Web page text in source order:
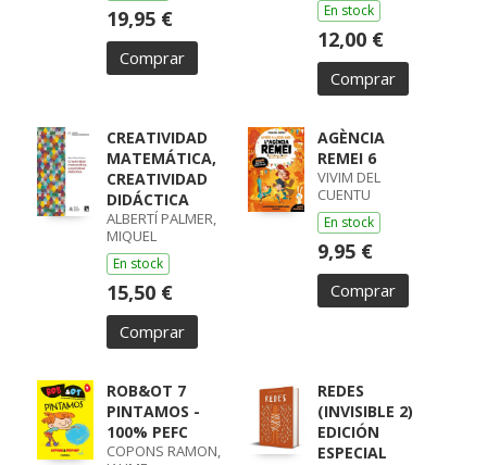
19,95 €
Comprar
En stock
12,00 €
Comprar
CREATIVIDAD
MATEMÁTICA,
CREATIVIDAD
DIDÁCTICA
ALBERTÍ PALMER,
MIQUEL
En stock
15,50 €
Comprar
AGÈNCIA
REMEI 6
VIVIM DEL
CUENTU
En stock
9,95 €
Comprar
ROB&OT 7
PINTAMOS -
100% PEFC
COPONS RAMON,
REDES
(INVISIBLE 2)
EDICIÓN
ESPECIAL